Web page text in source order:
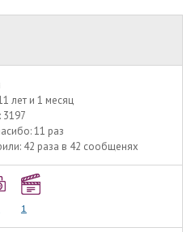
лет и 1 месяц
3197
11 раз
42 раза в 42 сообщенях
1